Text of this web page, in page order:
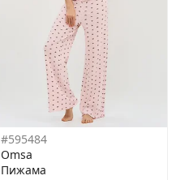
#595484
Omsa
Пижама